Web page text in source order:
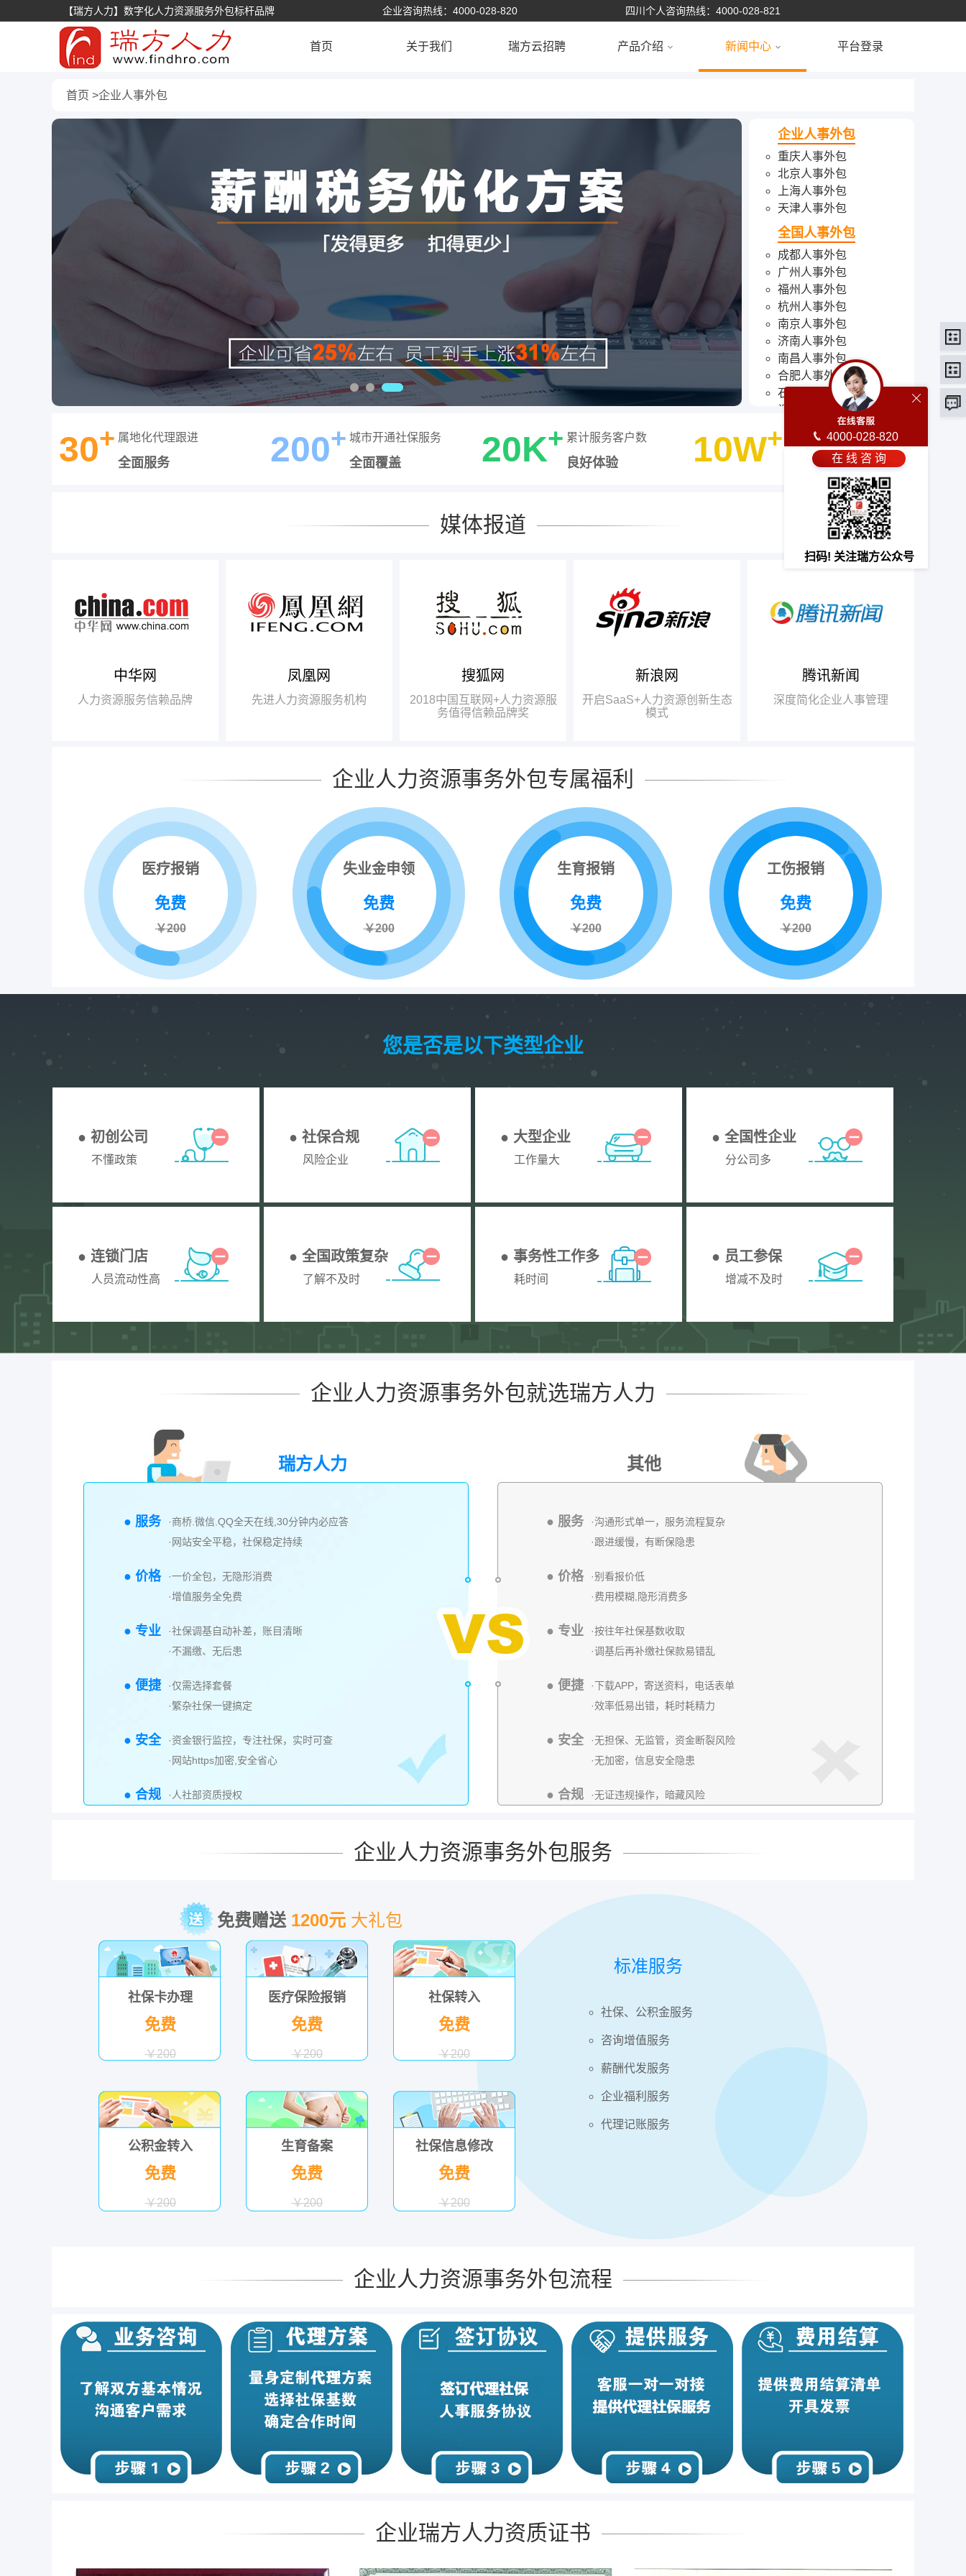
【瑞方人力】数字化人力资源服务外包标杆品牌 企业咨询热线：4000-028-820 四川个人咨询热线：4000-028-821
首页 关于我们 瑞方云招聘 产品介绍 新闻中心 平台登录
首页 企业人事外包
企业人事外包
重庆人事外包
北京人事外包
上海人事外包
天津人事外包
全国人事外包
成都人事外包
广州人事外包
福州人事外包
杭州人事外包
南京人事外包
济南人事外包
南昌人事外包
合肥人事外包
石家庄人事外包
郑州人事外包
武汉人事外包
长沙人事外包
海口人事外包
贵阳人事外包
西安人事外包
昆明人事外包
兰州人事外包
西宁人事外包
太原人事外包
长春人事外包
哈尔滨人事外包
银川人事外包
乌鲁木齐人事外包
呼和浩特人事外包
30+ 属地化代理跟进
全面服务 200+ 城市开通社保服务
全面覆盖 20K+ 累计服务客户数
良好体验 10W+ 客户选择瑞方人力
最终选择
媒体报道
中华网
人力资源服务信赖品牌
【腾讯】“2018中国互联网
+行业领军企业奖”
【瑞方】“2018中国互联网
凤凰网
先进人力资源服务机构
龚晓鸥：成都有大量的高校、
研究机构，具备强大的智力基础，
完全有条件在政府的牵头下，打造
出更好的、四川本土的人力资源服
搜狐网
2018中国互联网+人力资源服
务值得信赖品牌奖
瑞方人力获得人力资源行业唯
一奖项——“2018中国互联网+人
力资源服务值得信赖品牌奖”
新浪网
开启SaaS+人力资源创新生态
模式
布局“互联网+人力资源服务”
战略，基于互联网发展的迅猛之
势，打造“瑞人云”SaaS人力资源
腾讯新闻
深度简化企业人事管理
企业人力资源事务外包专属福利
医疗报销
免费
￥200
失业金申领
免费
￥200
生育报销
免费
￥200
工伤报销
免费
￥200
您是否是以下类型企业
● 初创公司
不懂政策
● 社保合规
风险企业
● 大型企业
工作量大
● 全国性企业
分公司多
● 连锁门店
人员流动性高
● 全国政策复杂
了解不及时
● 事务性工作多
耗时间
● 员工参保
增减不及时
企业人力资源事务外包就选瑞方人力
瑞方人力 其他
● 服务
·商桥.微信.QQ全天在线,30分钟内必应答
·网站安全平稳，社保稳定持续
● 价格
·一价全包，无隐形消费
·增值服务全免费
● 专业
·社保调基自动补差，账目清晰
·不漏缴、无后患
● 便捷
·仅需选择套餐
·繁杂社保一键搞定
● 安全
·资金银行监控，专注社保，实时可查
·网站https加密,安全省心
● 合规 ·人社部资质授权
● 服务
·沟通形式单一，服务流程复杂
·跟进缓慢，有断保隐患
● 价格
·别看报价低
·费用模糊,隐形消费多
● 专业
·按往年社保基数收取
·调基后再补缴社保款易错乱
● 便捷
·下载APP，寄送资料，电话表单
·效率低易出错，耗时耗精力
● 安全
·无担保、无监管，资金断裂风险
·无加密，信息安全隐患
● 合规 ·无证违规操作，暗藏风险
企业人力资源事务外包服务
免费赠送 1200元 大礼包
社保卡办理
免费
￥200
医疗保险报销
免费
￥200
社保转入
免费
￥200
公积金转入
免费
￥200
生育备案
免费
￥200
社保信息修改
免费
￥200
标准服务
社保、公积金服务
咨询增值服务
薪酬代发服务
企业福利服务
代理记账服务
企业人力资源事务外包流程
企业瑞方人力资质证书
4000-028-820
在 线 咨 询
扫码! 关注瑞方公众号